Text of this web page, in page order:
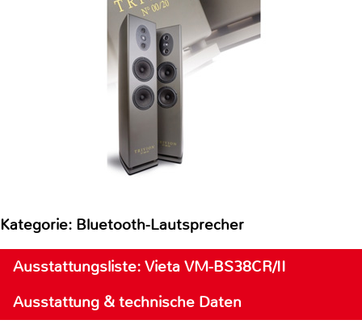
Kategorie: Bluetooth-Lautsprecher
Ausstattungsliste: Vieta VM-BS38CR/II
Ausstattung & technische Daten